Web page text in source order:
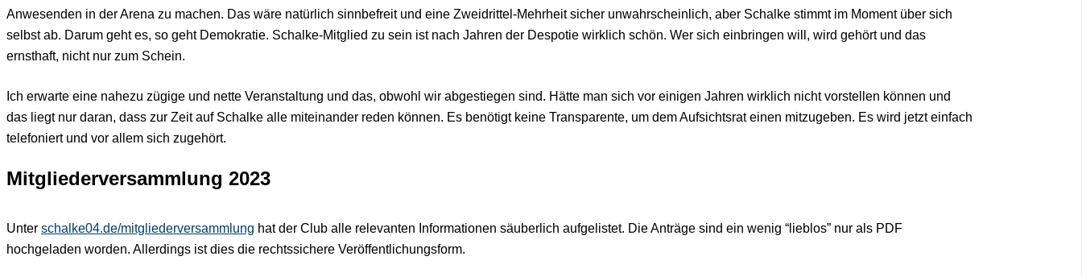
Anwesenden in der Arena zu machen. Das wäre natürlich sinnbefreit und eine Zweidrittel-Mehrheit sicher unwahrscheinlich, aber Schalke stimmt im Moment über sich
selbst ab. Darum geht es, so geht Demokratie. Schalke-Mitglied zu sein ist nach Jahren der Despotie wirklich schön. Wer sich einbringen will, wird gehört und das
ernsthaft, nicht nur zum Schein.
Ich erwarte eine nahezu zügige und nette Veranstaltung und das, obwohl wir abgestiegen sind. Hätte man sich vor einigen Jahren wirklich nicht vorstellen können und
das liegt nur daran, dass zur Zeit auf Schalke alle miteinander reden können. Es benötigt keine Transparente, um dem Aufsichtsrat einen mitzugeben. Es wird jetzt einfach
telefoniert und vor allem sich zugehört.
Mitgliederversammlung 2023
Unter schalke04.de/mitgliederversammlung hat der Club alle relevanten Informationen säuberlich aufgelistet. Die Anträge sind ein wenig “lieblos” nur als PDF
hochgeladen worden. Allerdings ist dies die rechtssichere Veröffentlichungsform.